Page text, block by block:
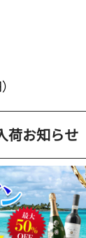
荷お知らせ